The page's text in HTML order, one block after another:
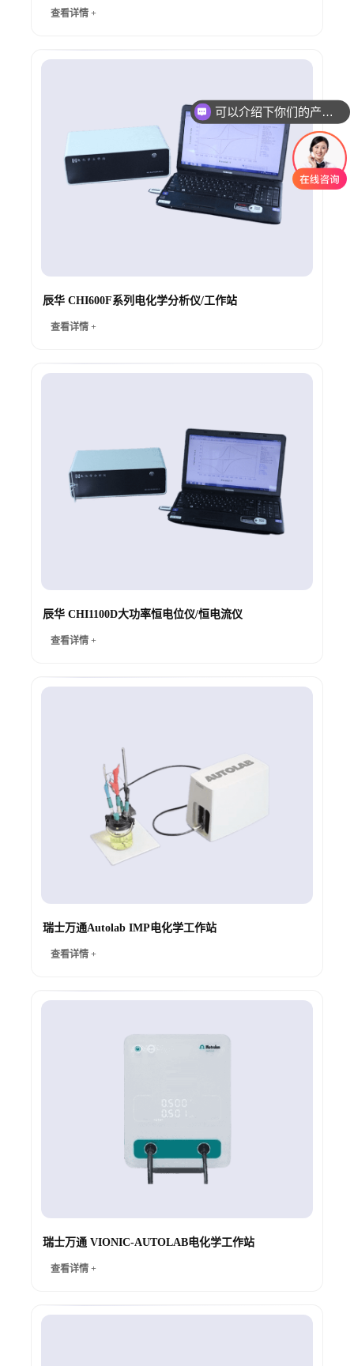
查看详情 +
辰华 CHI600F系列电化学分析仪/工作站
查看详情 +
辰华 CHI1100D大功率恒电位仪/恒电流仪
查看详情 +
瑞士万通Autolab IMP电化学工作站
查看详情 +
瑞士万通 VIONIC-AUTOLAB电化学工作站
查看详情 +
可以介绍下你们的产品么